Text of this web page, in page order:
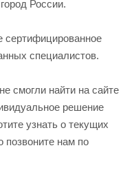
России.
сертифицированное
специалистов.
смогли найти на сайте
решение
узнать о текущих
нам по